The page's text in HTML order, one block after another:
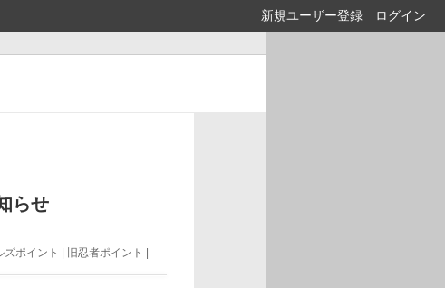
新規ユーザー登録 ログイン
らせ
ポイント | 旧忍者ポイント |